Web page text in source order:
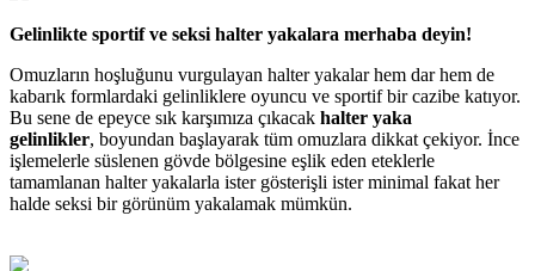
Gelinlikte sportif ve seksi halter yakalara merhaba deyin!
Omuzların hoşluğunu vurgulayan halter yakalar hem dar hem de
kabarık formlardaki gelinliklere oyuncu ve sportif bir cazibe katıyor.
Bu sene de epeyce sık karşımıza çıkacak halter yaka
gelinlikler, boyundan başlayarak tüm omuzlara dikkat çekiyor. İnce
işlemelerle süslenen gövde bölgesine eşlik eden eteklerle
tamamlanan halter yakalarla ister gösterişli ister minimal fakat her
halde seksi bir görünüm yakalamak mümkün.